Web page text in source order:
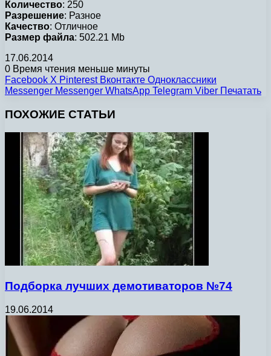
Количество: 250
Разрешение: Разное
Качество: Отличное
Размер файла: 502.21 Mb
17.06.2014
0 Время чтения меньше минуты
Facebook X Pinterest Вконтакте Одноклассники
Messenger Messenger WhatsApp Telegram Viber Печатать
ПОХОЖИЕ СТАТЬИ
Подборка лучших демотиваторов №74
19.06.2014